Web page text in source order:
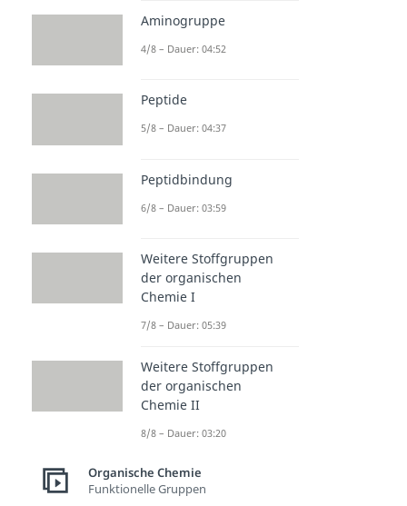
Aminogruppe
4/8 – Dauer: 04:52
Peptide
5/8 – Dauer: 04:37
Peptidbindung
6/8 – Dauer: 03:59
Weitere Stoffgruppen
der organischen
Chemie I
7/8 – Dauer: 05:39
Weitere Stoffgruppen
der organischen
Chemie II
8/8 – Dauer: 03:20
Organische Chemie
Funktionelle Gruppen